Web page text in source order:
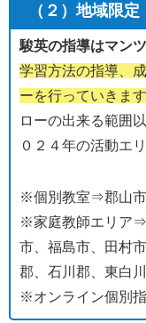
（２）地域限
駿英の指導はマン
学習方法の指導、
ーを行っていきます
ローの出来る範囲
０２４年の活動エ
※個別教室⇒郡山市
※家庭教師エリア
市、福島市、田村
郡、石川郡、東白
※オンライン個別